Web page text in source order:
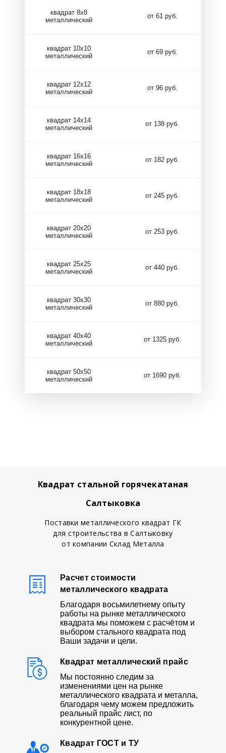
квадрат 8х8
металлический
от 61 руб.
квадрат 10х10
металлический
от 69 руб.
квадрат 12х12
металлический
от 96 руб.
квадрат 14х14
металлический
от 138 руб.
квадрат 16х16
металлический
от 182 руб.
квадрат 18х18
металлический
от 245 руб.
квадрат 20х20
металлический
от 253 руб.
квадрат 25х25
металлический
от 440 руб.
квадрат 30х30
металлический
от 880 руб.
квадрат 40х40
металлический
от 1325 руб.
квадрат 50х50
металлический
от 1690 руб.
Квадрат стальной горячекатаная
Салтыковка
Поставки металлического квадрат ГК
для строительства в Салтыковку
от компании Склад Металла
Расчет стоимости
металлического квадрата
Благодаря восьмилетнему опыту
работы на рынке металлического
квадрата мы поможем с расчётом и
выбором стального квадрата под
Ваши задачи и цели.
Квадрат металлический прайс
Мы постоянно следим за
изменениями цен на рынке
металлического квадрата и металла,
благодаря чему можем предложить
реальный прайс лист, по
конкурентной цене.
Квадрат ГОСТ и ТУ